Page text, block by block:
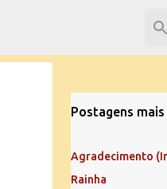
Postagens
Agradecimento
Rainha